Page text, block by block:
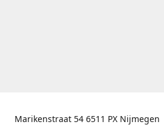
Marikenstraat 54 6511 PX Nijmegen